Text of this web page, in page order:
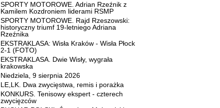
SPORTY MOTOROWE. Adrian Rzeźnik z
Kamilem Kozdroniem liderami RSMP
SPORTY MOTOROWE. Rajd Rzeszowski:
historyczny triumf 19-letniego Adriana
Rzeźnika
EKSTRAKLASA: Wisła Kraków - Wisła Płock
2-1 (FOTO)
EKSTRAKLASA. Dwie Wisły, wygrała
krakowska
Niedziela, 9 sierpnia 2026
LE,LK. Dwa zwycięstwa, remis i porażka
KONKURS. Tenisowy ekspert - czterech
zwycięzców